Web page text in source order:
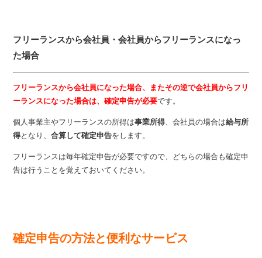
フリーランスから会社員・会社員からフリーランスになっ
た場合
フリーランスから会社員になった場合、またその逆で会社員からフリ
ーランスになった場合は、確定申告が必要です。
個人事業主やフリーランスの所得は事業所得、会社員の場合は給与所
得となり、合算して確定申告をします。
フリーランスは毎年確定申告が必要ですので、どちらの場合も確定申
告は行うことを覚えておいてください。
確定申告の方法と便利なサービス